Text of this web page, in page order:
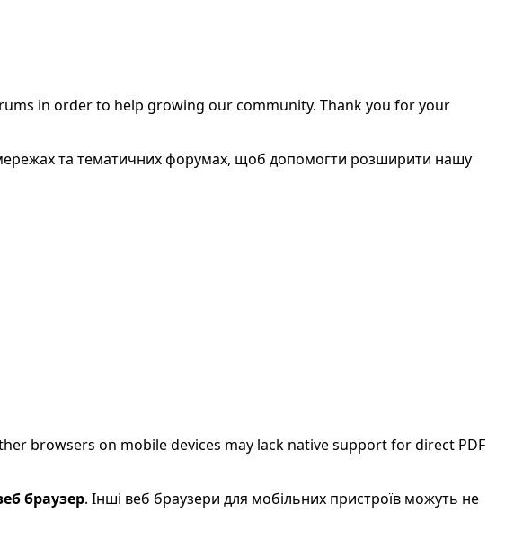
in order to help growing our community. Thank you for your
та тематичних форумах, щоб допомогти розширити нашу
browsers on mobile devices may lack native support for direct PDF
браузер. Інші веб браузери для мобільних пристроїв можуть не